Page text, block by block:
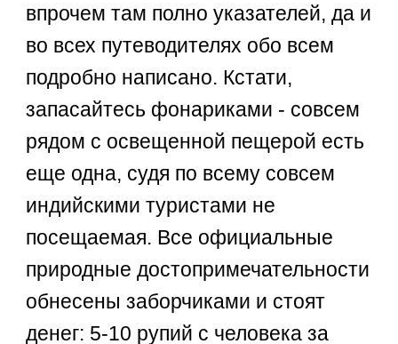
впрочем там полно указателей, да и
во всех путеводителях обо всем
подробно написано. Кстати,
запасайтесь фонариками - совсем
рядом с освещенной пещерой есть
еще одна, судя по всему совсем
индийскими туристами не
посещаемая. Все официальные
природные достопримечательности
обнесены заборчиками и стоят
денег: 5-10 рупий с человека за